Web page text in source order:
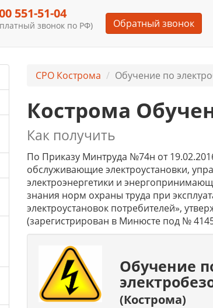
551-51-04
звонок по РФ) Обратный звонок
СРО Кострома Обучение по
Кострома
Как получить
По Приказу Минтруда №74н от
обслуживающие электроустановки,
электроэнергетики и
знания норм охраны труда при
электроустановок потребителей»,
(зарегистрирован в Минюсте под №
Обучение
(Кострома)